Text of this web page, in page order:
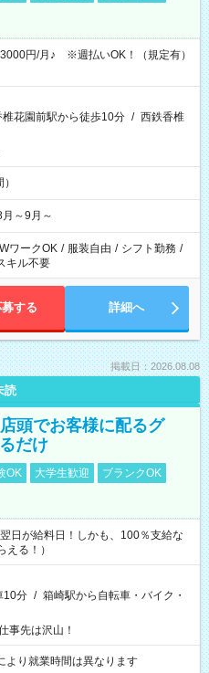
円/月♪ ※週払いOK！（規定有）
椎花園前駅から徒歩10分 / 西鉄香椎
～9月～
ワークOK / 服装自由 / シフト勤務 /
キル不要
募する 詳細へ
掲載日：2026.08.08
読
頭でお客様に配るグ
だけ
OK 大学生歓迎
ブランクOK
日が給料日！しかも、100％支給な
る！）
10分 / 箱崎駅から自転車・バイク・
事先は沢山！
より就業時間は異なります